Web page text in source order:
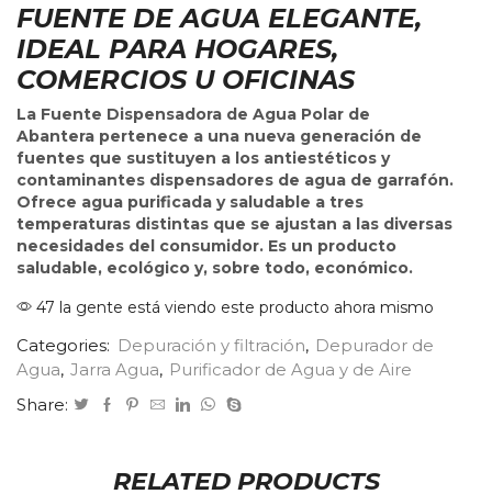
FUENTE DE AGUA ELEGANTE,
IDEAL PARA HOGARES,
COMERCIOS U OFICINAS
La Fuente Dispensadora de Agua Polar de
Abantera pertenece a una nueva generación de
fuentes que sustituyen a los antiestéticos y
contaminantes dispensadores de agua de garrafón.
Ofrece agua purificada y saludable a tres
temperaturas distintas que se ajustan a las diversas
necesidades del consumidor. Es un producto
saludable, ecológico y, sobre todo, económico.
47 la gente está viendo este producto ahora mismo
Categories: Depuración y filtración, Depurador de
Agua, Jarra Agua, Purificador de Agua y de Aire
Share:
RELATED PRODUCTS